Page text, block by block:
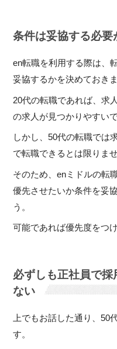
条件は妥協する必要
en転職を利用する際は、
妥協するかを決めておき
20代の転職であれば、求
の求人が見つかりやすいで
しかし、50代の転職では
で転職できるとは限りませ
そのため、enミドルの転
優先させたいか条件を妥
う。
可能であれば優先度をつ
必ずしも正社員で
ない
上でもお話した通り、50
す。